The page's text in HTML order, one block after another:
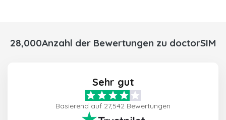
28,000Anzahl der Bewertungen zu doctorSIM
Sehr gut
Basierend auf 27,542 Bewertungen